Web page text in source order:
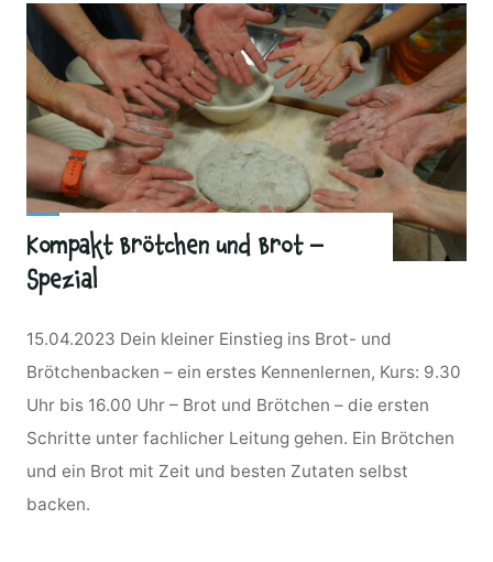
Kompakt Brötchen und Brot –
Spezial
15.04.2023 Dein kleiner Einstieg ins Brot- und
Brötchenbacken – ein erstes Kennenlernen, Kurs: 9.30
Uhr bis 16.00 Uhr – Brot und Brötchen – die ersten
Schritte unter fachlicher Leitung gehen. Ein Brötchen
und ein Brot mit Zeit und besten Zutaten selbst
backen.